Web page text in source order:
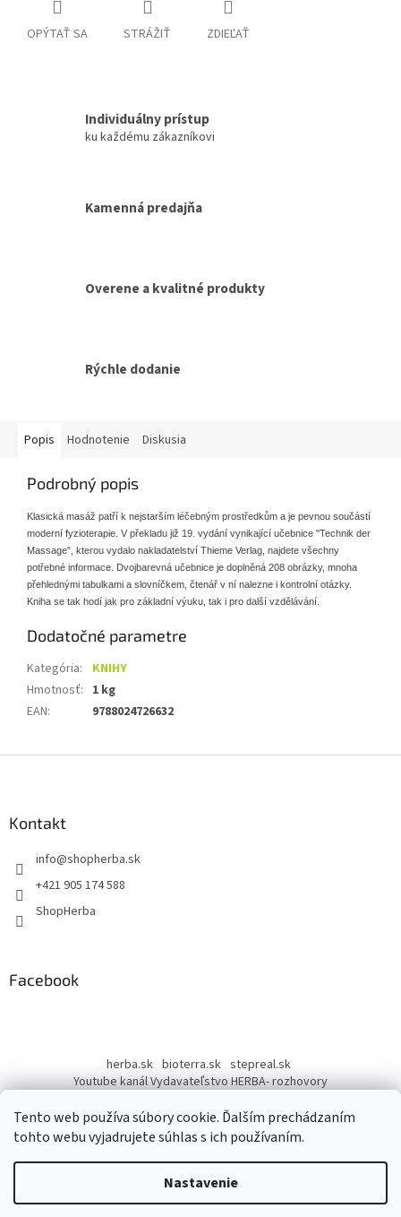
Tento web používa súbory cookie. Ďalším prechádzaním
tohto webu vyjadrujete súhlas s ich používaním.
Nastavenie
OPÝTAŤ SA STRÁŽIŤ ZDIEĽAŤ
Individuálny prístup
ku každému zákazníkovi
Kamenná predajňa
Overene a kvalitné produkty
Rýchle dodanie
Popis Hodnotenie Diskusia
Podrobný popis
Klasická masáž patří k nejstarším léčebným prostředkům a je pevnou součástí
moderní fyzioterapie. V překladu již 19. vydání vynikající učebnice "Technik der
Massage", kterou vydalo nakladatelství Thieme Verlag, najdete všechny
potřebné informace. Dvojbarevná učebnice je doplněná 208 obrázky, mnoha
přehlednými tabulkami a slovníčkem, čtenář v ní nalezne i kontrolní otázky.
Kniha se tak hodí jak pro základní výuku, tak i pro další vzdělávání.
Dodatočné parametre
Kategória:
KNIHY
Hmotnosť: 1 kg
EAN: 9788024726632
Kontakt
info@shopherba.sk
+421 905 174 588
ShopHerba
Facebook
herba.sk bioterra.sk stepreal.sk
Youtube kanál Vydavateľstvo HERBA- rozhovory
Vytvoril Shoptet